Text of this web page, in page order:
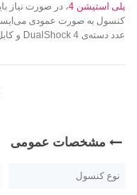
پلی استیشن 4
، در صورت نیاز
کنسول به صورت عمودی
عدد دسته‌ی DualShock 4 و کابل‌های رابط ارائه می‌شود.
مشخصات عمومی
نوع کنسول